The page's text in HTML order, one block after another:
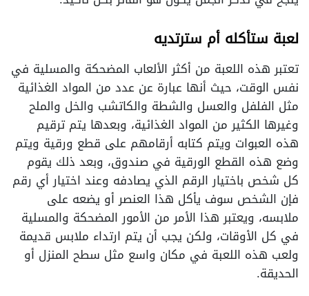
لعبة ستأكله أم سترتديه
تعتبر هذه اللعبة من أكثر الألعاب المضحكة والمسلية في
نفس الوقت، حيث أنها عبارة عن عدد من المواد الغذائية
مثل الفلفل والعسل والشطة والكاتشب والخل والملح
وغيرها الكثير من المواد الغذائية، وبعدها يتم ترقيم
هذه العبوات ويتم كتابه أرقامهم على قطع ورقية ويتم
وضع هذه القطع الورقية في صندوق، وبعد ذلك يقوم
كل شخص باختيار الرقم الذي يصادفه وعند اختيار أي رقم
فإن الشخص سوف يأكل هذا العنصر أو يضعه على
ملابسه، ويعتبر هذا الأمر من الأمور المضحكة والمسلية
في كل الأوقات، ولكن يجب أن يتم ارتداء ملابس قديمة
ولعب هذه اللعبة في مكان واسع مثل سطح المنزل أو
الحديقة.